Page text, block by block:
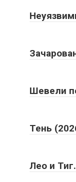
Шевели
Тень
Лео и